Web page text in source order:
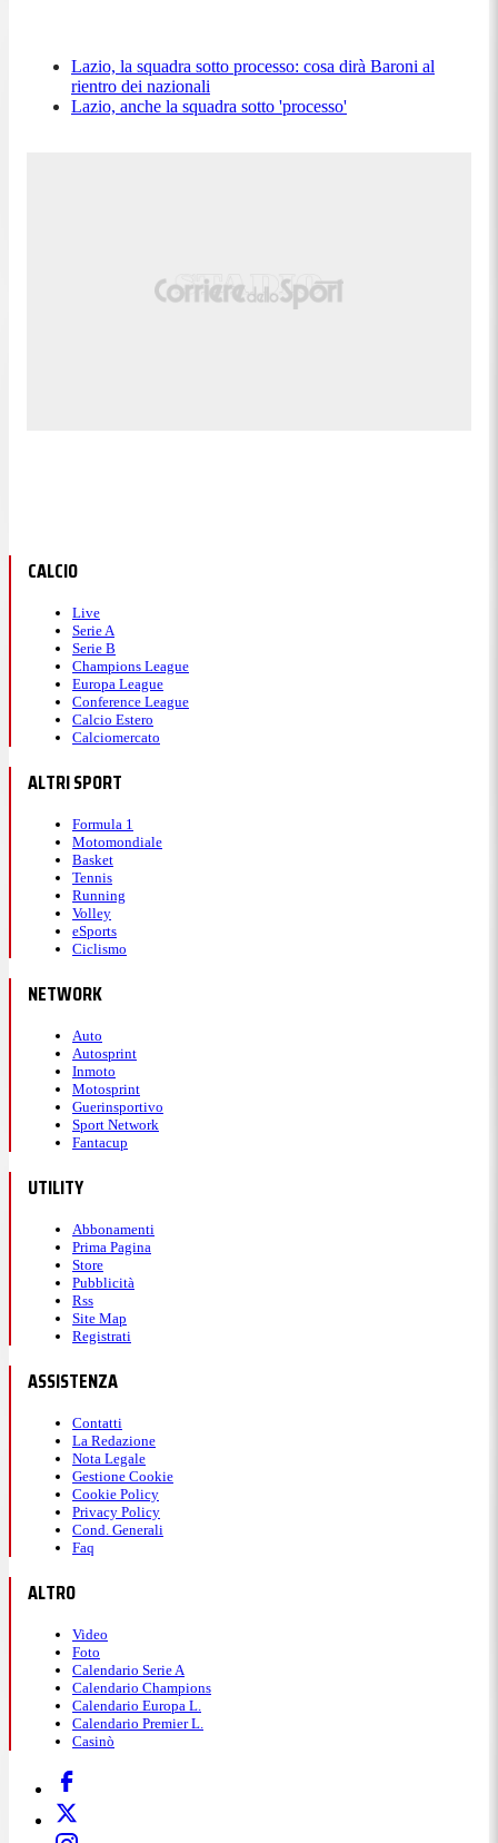
Lazio, la squadra sotto processo: cosa dirà Baroni al
rientro dei nazionali
Lazio, anche la squadra sotto 'processo'
CALCIO
Live
Serie A
Serie B
Champions League
Europa League
Conference League
Calcio Estero
Calciomercato
ALTRI SPORT
Formula 1
Motomondiale
Basket
Tennis
Running
Volley
eSports
Ciclismo
NETWORK
Auto
Autosprint
Inmoto
Motosprint
Guerinsportivo
Sport Network
Fantacup
UTILITY
Abbonamenti
Prima Pagina
Store
Pubblicità
Rss
Site Map
Registrati
ASSISTENZA
Contatti
La Redazione
Nota Legale
Gestione Cookie
Cookie Policy
Privacy Policy
Cond. Generali
Faq
ALTRO
Video
Foto
Calendario Serie A
Calendario Champions
Calendario Europa L.
Calendario Premier L.
Casinò